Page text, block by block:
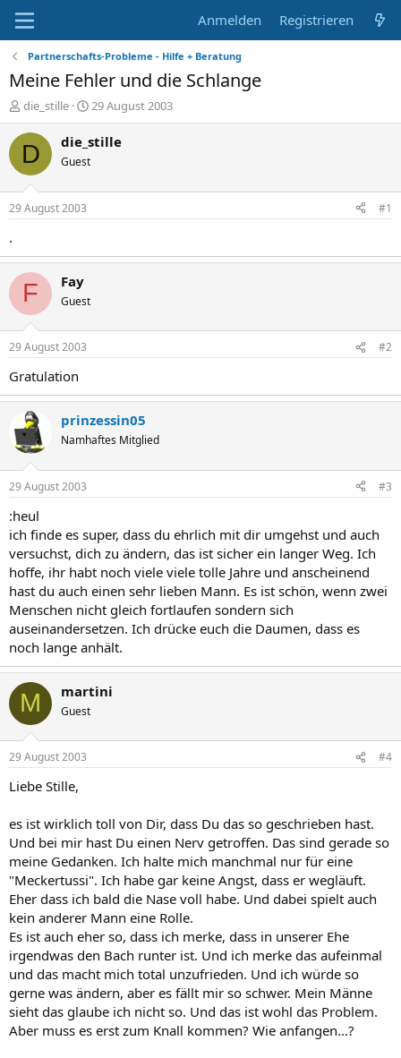
Anmelden Registrieren
Partnerschafts-Probleme - Hilfe + Beratung
Meine Fehler und die Schlange
E
r
s
e
die_stille
E
r
s
t
29 August 2003
D die_stille
Guest
29 August 2003 #1
.
F Fay
Guest
29 August 2003 #2
Gratulation
prinzessin05
Namhaftes Mitglied
29 August 2003 #3
:heul
ich finde es super, dass du ehrlich mit dir umgehst und auch
versuchst, dich zu ändern, das ist sicher ein langer Weg. Ich
hoffe, ihr habt noch viele viele tolle Jahre und anscheinend
hast du auch einen sehr lieben Mann. Es ist schön, wenn zwei
Menschen nicht gleich fortlaufen sondern sich
auseinandersetzen. Ich drücke euch die Daumen, dass es
noch lange anhält.
M martini
Guest
29 August 2003 #4
Liebe Stille,
es ist wirklich toll von Dir, dass Du das so geschrieben hast.
Und bei mir hast Du einen Nerv getroffen. Das sind gerade so
meine Gedanken. Ich halte mich manchmal nur für eine
"Meckertussi". Ich habe gar keine Angst, dass er wegläuft.
Eher dass ich bald die Nase voll habe. Und dabei spielt auch
kein anderer Mann eine Rolle.
Es ist auch eher so, dass ich merke, dass in unserer Ehe
irgendwas den Bach runter ist. Und ich merke das aufeinmal
und das macht mich total unzufrieden. Und ich würde so
gerne was ändern, aber es fällt mir so schwer. Mein Männe
sieht das glaube ich nicht so. Und das ist wohl das Problem.
Aber muss es erst zum Knall kommen? Wie anfangen...?